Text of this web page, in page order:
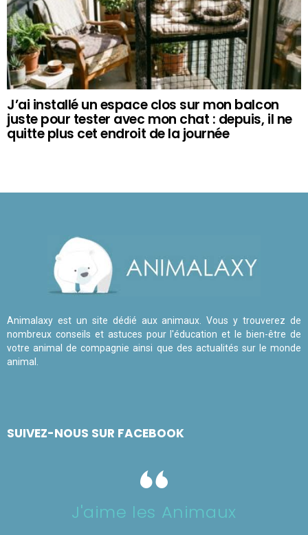
J’ai installé un espace clos sur mon balcon
juste pour tester avec mon chat : depuis, il ne
quitte plus cet endroit de la journée
Animalaxy est un site dédié aux animaux. Vous y trouverez de
nombreux conseils et astuces pour l'éducation et le bien-être de
votre animal de compagnie ainsi que des actualités sur le monde
animal.
SUIVEZ-NOUS SUR FACEBOOK
J'aime les Animaux